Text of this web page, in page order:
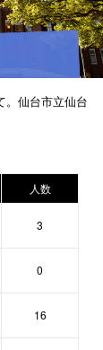
。仙台市立仙台
人数
3
0
16